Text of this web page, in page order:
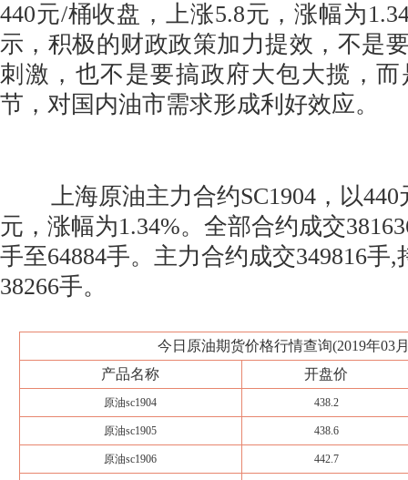
440元/桶收盘，上涨5.8元，涨幅为
示，积极的财政政策加力提效，不是
刺激，也不是要搞政府大包大揽，
节，对国内油市需求形成利好效应。
上海原油主力合约SC1904，以440
元，涨幅为1.34%。全部合约成交
手至64884手。主力合约成交349816手,
38266手。
今日原油期货价格行情查询(2019年03
产品名称
开盘价
原油sc1904 438.2
原油sc1905 438.6
原油sc1906 442.7